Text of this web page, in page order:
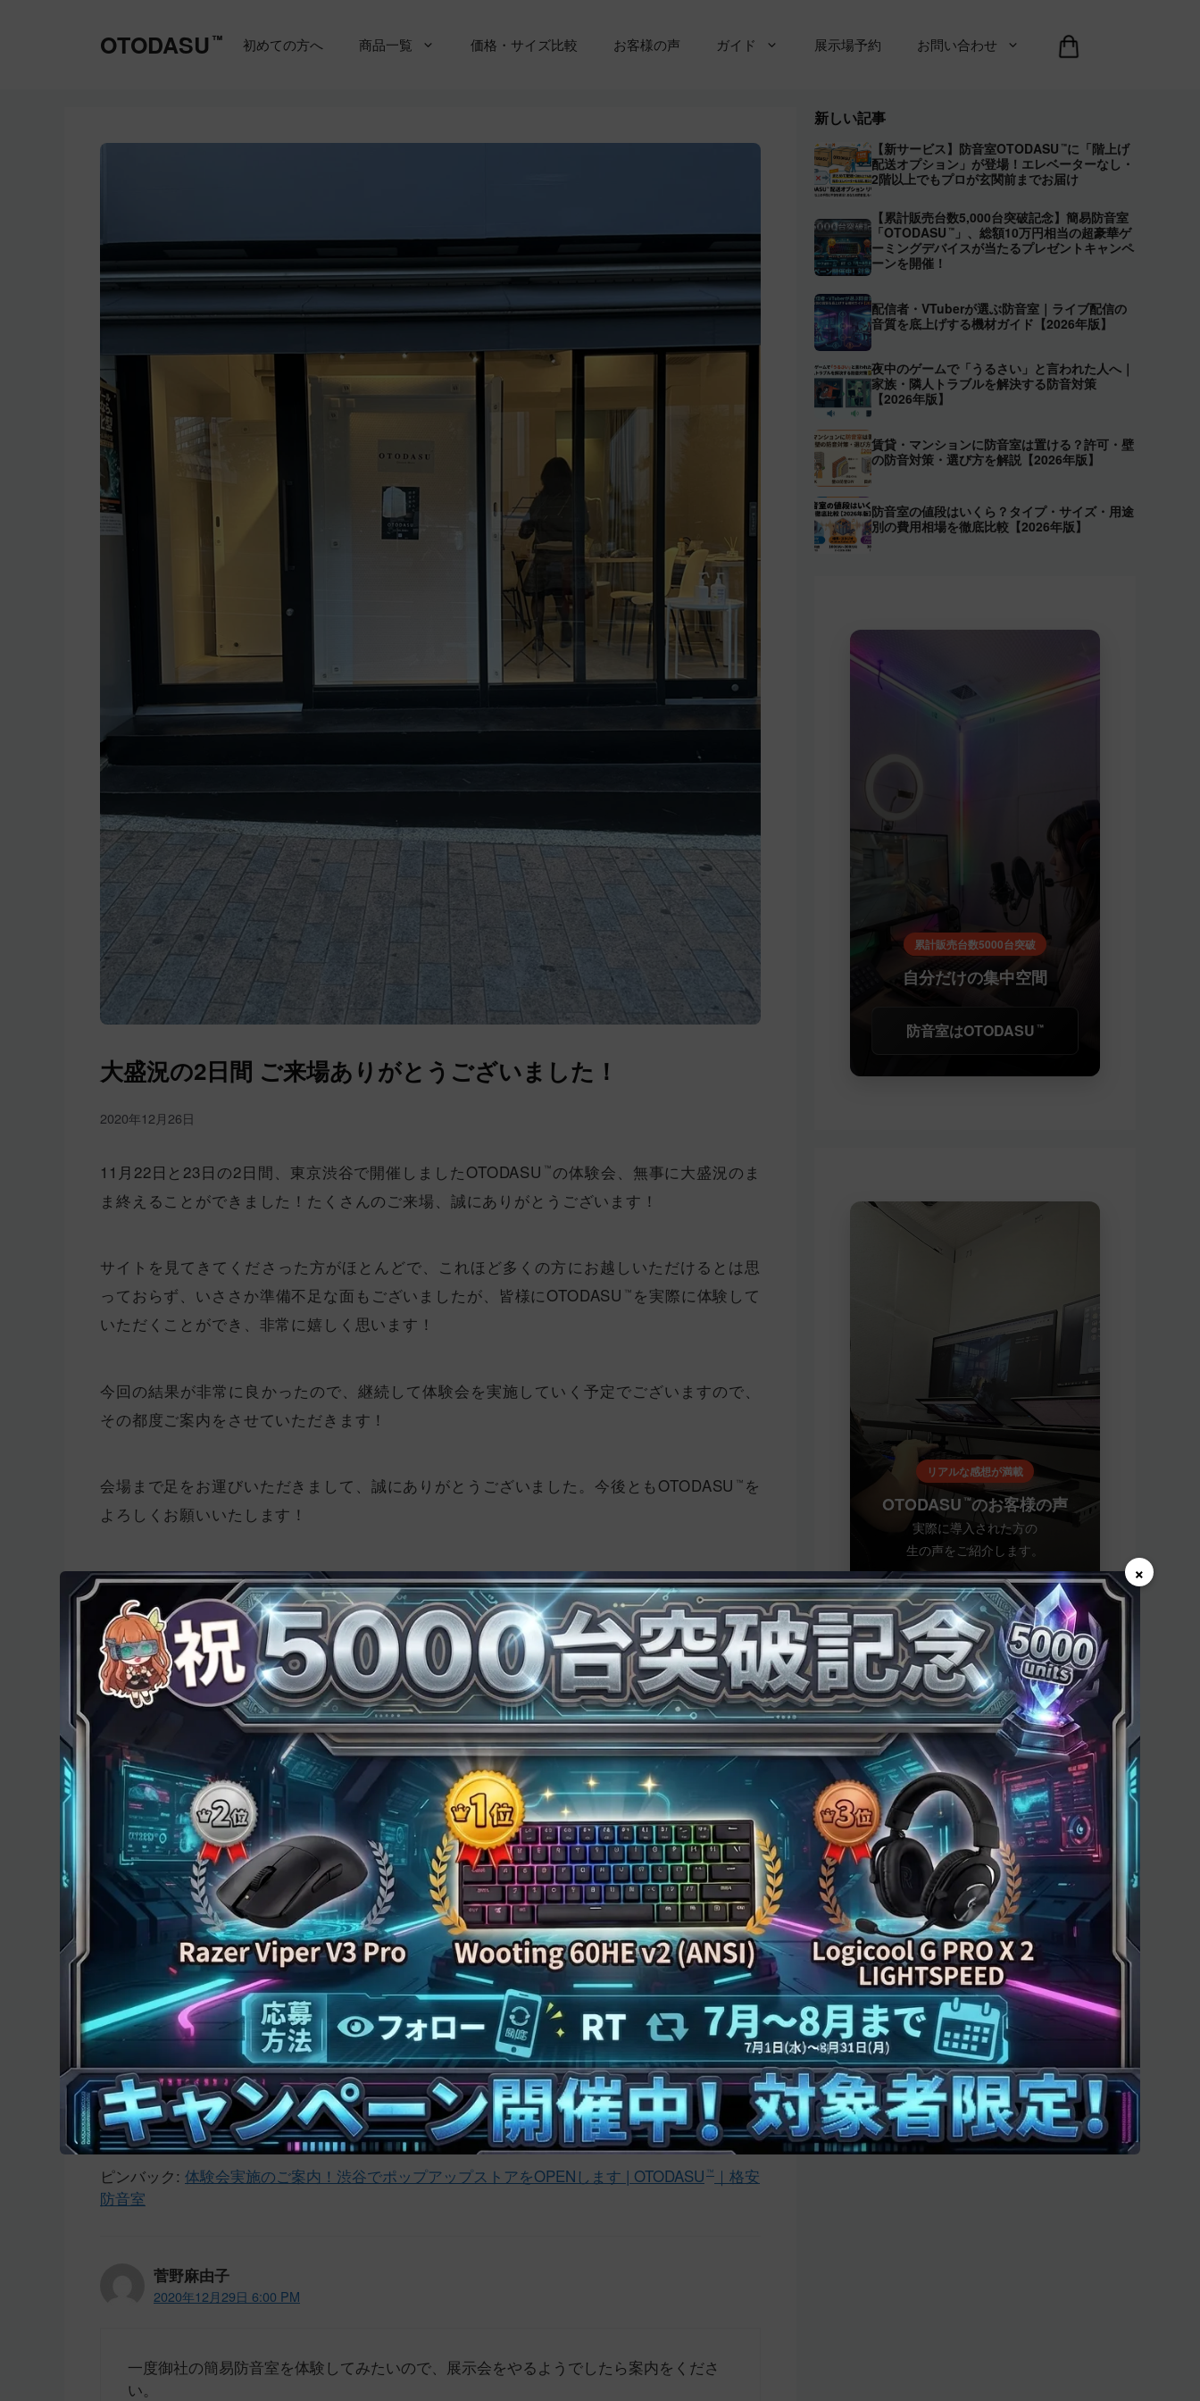
OTODASU ™ 初めての方へ 商品一覧 価格・サイズ比較 お客様の声 ガイド 展示場予約 お問い合わせ
大盛況の2日間 ご来場ありがとうございました！
2020年12月26日
11月22日と23日の2日間、東京渋谷で開催しましたOTODASU ™ の体験会、無事に大盛況のま
ま終えることができました！たくさんのご来場、誠にありがとうございます！
サイトを見てきてくださった方がほとんどで、これほど多くの方にお越しいただけるとは思
っておらず、いささか準備不足な面もございましたが、皆様にOTODASU ™ を実際に体験して
いただくことができ、非常に嬉しく思います！
今回の結果が非常に良かったので、継続して体験会を実施していく予定でございますので、
その都度ご案内をさせていただきます！
会場まで足をお運びいただきまして、誠にありがとうございました。今後ともOTODASU ™ を
よろしくお願いいたします！
OTODASU™TEAM
カ
テ
ゴ
リ
ー
News
タ
グ
体験会 、 展示会
体験会実施のご案内！渋谷でポップアップストアをOPENします
防音室のサイズをARで確認！OTODASU ™がAR対応しました
「大盛況の2日間 ご来場ありがとうございま
した！」への3件のフィードバック
ピンバック: 体験会実施のご案内！渋谷でポップアップストアをOPENします | OTODASU ™
｜格安
防音室
菅野麻由子
2020年12月29日 6:00 PM
一度御社の簡易防音室を体験してみたいので、展示会をやるようでしたら案内をくださ
い。
新しい記事
【新サービス】防音室OTODASU ™に「階上げ
配送オプション」が登場！エレベーターなし・
2階以上でもプロが玄関前までお届け
【累計販売台数5,000台突破記念】簡易防音室
「OTODASU ™ 」、総額10万円相当の超豪華ゲ
ーミングデバイスが当たるプレゼントキャンペ
ーンを開催！
配信者・VTuberが選ぶ防音室｜ライブ配信の
音質を底上げする機材ガイド【2026年版】
夜中のゲームで「うるさい」と言われた人へ｜
家族・隣人トラブルを解決する防音対策
【2026年版】
賃貸・マンションに防音室は置ける？許可・壁
の防音対策・選び方を解説【2026年版】
防音室の値段はいくら？タイプ・サイズ・用途
別の費用相場を徹底比較【2026年版】
累計販売台数5000台突破
自分だけの集中空間
防音室はOTODASU ™
リアルな感想が満載
OTODASU ™のお客様の声
実際に導入された方の
生の声をご紹介します。
レビューを見る
×